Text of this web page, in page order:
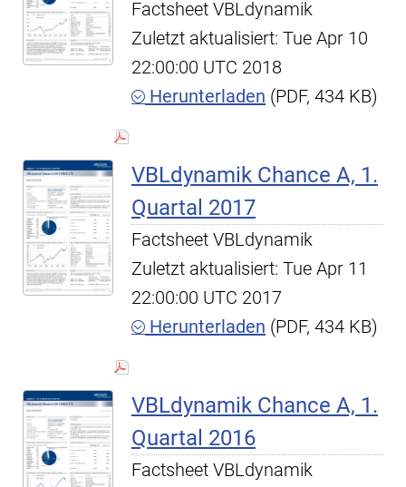
Factsheet VBLdynamik
Zuletzt aktualisiert: Tue Apr 10
22:00:00 UTC 2018
Herunterladen (PDF, 434 KB)
VBLdynamik Chance A, 1.
Quartal 2017
Factsheet VBLdynamik
Zuletzt aktualisiert: Tue Apr 11
22:00:00 UTC 2017
Herunterladen (PDF, 434 KB)
VBLdynamik Chance A, 1.
Quartal 2016
Factsheet VBLdynamik